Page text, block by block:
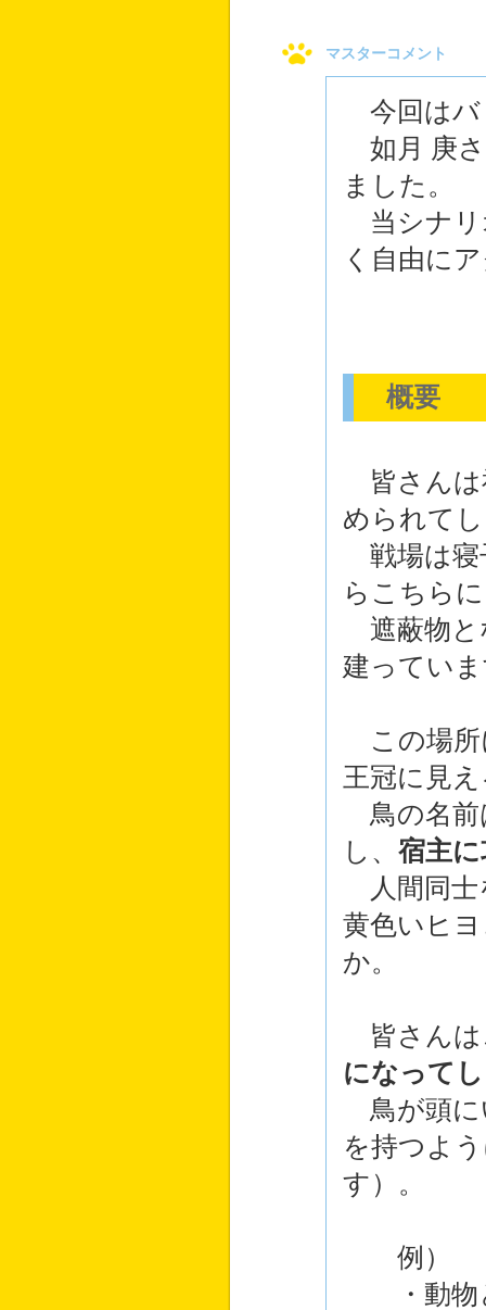
マスターコメント
今回はバ
如月 庚
ました。
当シナリ
く自由に
概要
皆さんは
められて
戦場は寝
らこちら
遮蔽物と
建ってい
この場所
王冠に見
鳥の名前
し、 宿主
人間同士
黄色いヒ
か。
皆さんは
になって
鳥が頭に
を持つよ
す）。
例）
・動物